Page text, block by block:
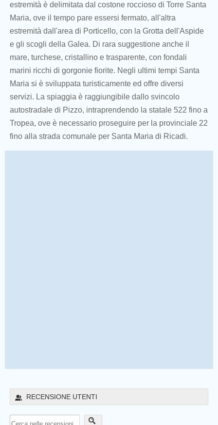
estremità è delimitata dal costone roccioso di Torre Santa
Maria, ove il tempo pare essersi fermato, all'altra
estremità dall'area di Porticello, con la Grotta dell'Aspide
e gli scogli della Galea. Di rara suggestione anche il
mare, turchese, cristallino e trasparente, con fondali
marini ricchi di gorgonie fiorite. Negli ultimi tempi Santa
Maria si è sviluppata turisticamente ed offre diversi
servizi. La spiaggia è raggiungibile dallo svincolo
autostradale di Pizzo, intraprendendo la statale 522 fino a
Tropea, ove è necessario proseguire per la provinciale 22
fino alla strada comunale per Santa Maria di Ricadi.
RECENSIONE UTENTI